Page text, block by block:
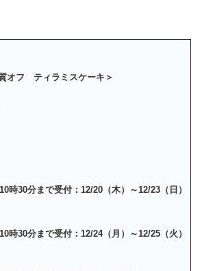
オフ ティラミスケーキ＞
時30分まで受付：12/20（木）～12/23（日）
時30分まで受付：12/24（月）～12/25（火）